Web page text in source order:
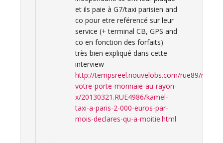
et ils paie à G7/taxi parisien and
co pour etre reférencé sur leur
service (+ terminal CB, GPS and
co en fonction des forfaits)
très bien expliqué dans cette
interview
http://tempsreel.nouvelobs.com/rue89/rue89-
votre-porte-monnaie-au-rayon-
x/20130321.RUE4986/kamel-
taxi-a-paris-2-000-euros-par-
mois-declares-qu-a-moitie.html